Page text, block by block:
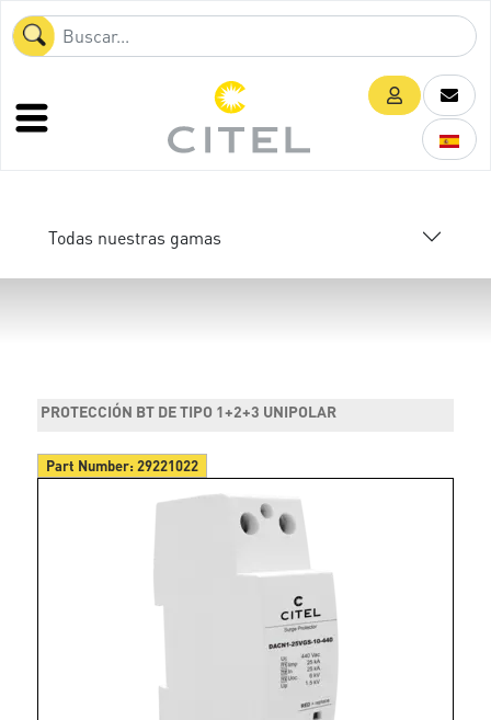
Todas nuestras gamas
PROTECCIÓN BT DE TIPO 1+2+3 UNIPOLAR
Part Number:29221022